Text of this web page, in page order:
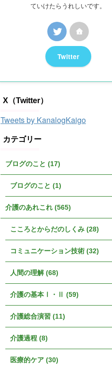
ていけたらうれしいです。
Twitter
X（Twitter）
Tweets by KanalogKaigo
カテゴリー
ブログのこと (17)
ブログのこと (1)
介護のあれこれ (565)
こころとからだのしくみ (28)
コミュニケーション技術 (32)
人間の理解 (68)
介護の基本Ⅰ・Ⅱ (59)
介護総合演習 (11)
介護過程 (8)
医療的ケア (30)